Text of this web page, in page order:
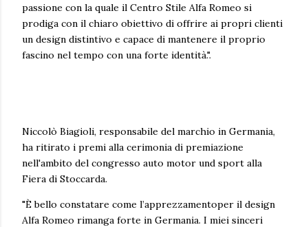
passione con la quale il Centro Stile Alfa Romeo si
prodiga con il chiaro obiettivo di offrire ai propri clienti
un design distintivo e capace di mantenere il proprio
fascino nel tempo con una forte identità.".
Niccolò Biagioli, responsabile del marchio in Germania,
ha ritirato i premi alla cerimonia di premiazione
nell'ambito del congresso auto motor und sport alla
Fiera di Stoccarda.
"È bello constatare come l’apprezzamentoper il design
Alfa Romeo rimanga forte in Germania. I miei sinceri